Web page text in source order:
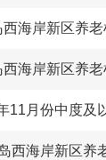
海岸新区养
海岸新区养
西海岸新区养